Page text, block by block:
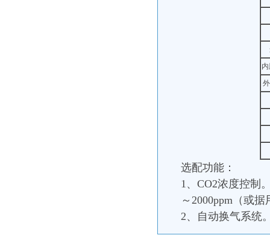
选配功能：
1、CO2浓度控制
～2000ppm（或
2、自动换气系统